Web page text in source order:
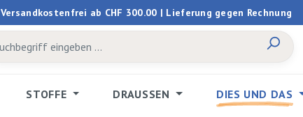
Versandkostenfrei ab CHF 300.00 | Lieferung gegen Rechnung
STOFFE DRAUSSEN DIES UND DAS